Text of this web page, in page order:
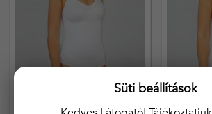
Süti beállítások